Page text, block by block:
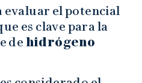
el potencial
es clave para la
de hidrógeno